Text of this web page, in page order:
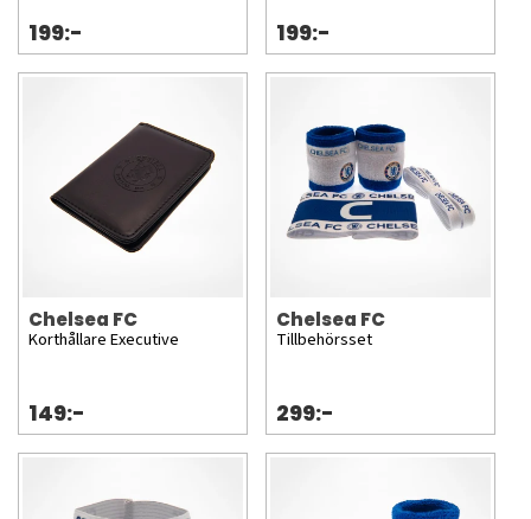
199:- 199:-
Chelsea FC
Korthållare Executive
149:-
Chelsea FC
Tillbehörsset
299:-